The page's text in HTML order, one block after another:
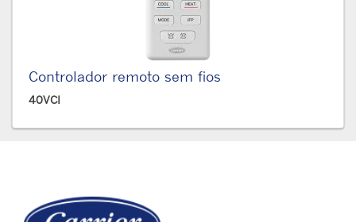
Controlador remoto sem fios
40VCI